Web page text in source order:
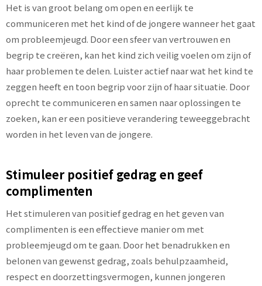
Het is van groot belang om open en eerlijk te
communiceren met het kind of de jongere wanneer het gaat
om probleemjeugd. Door een sfeer van vertrouwen en
begrip te creëren, kan het kind zich veilig voelen om zijn of
haar problemen te delen. Luister actief naar wat het kind te
zeggen heeft en toon begrip voor zijn of haar situatie. Door
oprecht te communiceren en samen naar oplossingen te
zoeken, kan er een positieve verandering teweeggebracht
worden in het leven van de jongere.
Stimuleer positief gedrag en geef
complimenten
Het stimuleren van positief gedrag en het geven van
complimenten is een effectieve manier om met
probleemjeugd om te gaan. Door het benadrukken en
belonen van gewenst gedrag, zoals behulpzaamheid,
respect en doorzettingsvermogen, kunnen jongeren